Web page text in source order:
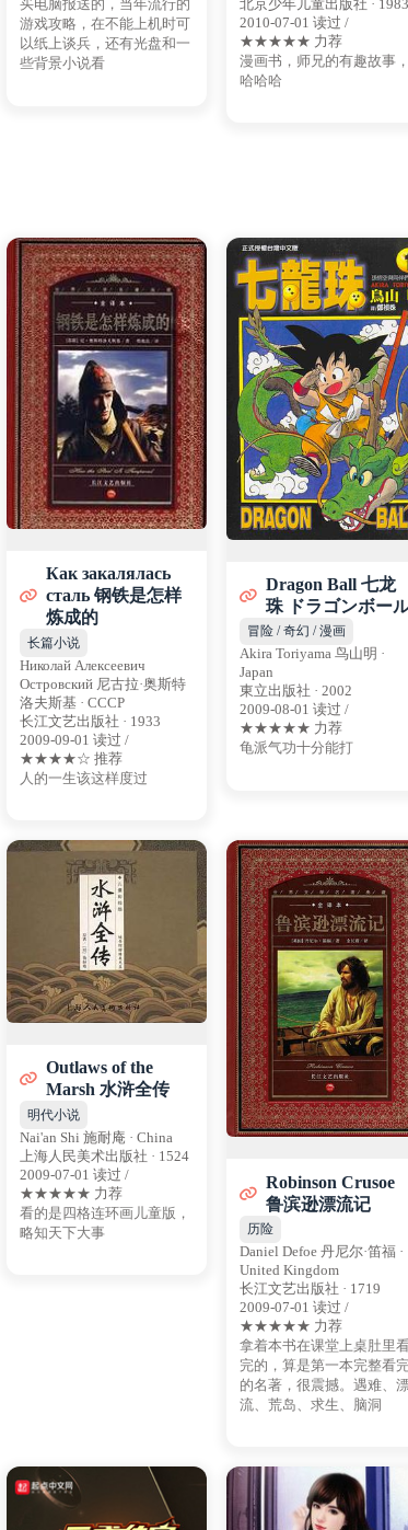
买电脑报送的，当年流行的
游戏攻略，在不能上机时可
以纸上谈兵，还有光盘和一
些背景小说看
北京少年儿童出版社 ·
2010-07-01 读过 /
★★★★★ 力荐
漫画书，师兄的有趣故事
哈哈哈
Как закалялась
сталь 钢铁是怎样
炼成的
长篇小说
Николай Алексеевич
Островский 尼古拉·奥斯特
洛夫斯基 · CCCP
长江文艺出版社 · 1933
2009-09-01 读过 /
★★★★☆ 推荐
人的一生该这样度过
Dragon Ball 七龙
珠 ドラゴンボー
冒险 / 奇幻 / 漫画
Akira Toriyama 鸟山明 ·
Japan
東立出版社 · 2002
2009-08-01 读过 /
★★★★★ 力荐
龟派气功十分能打
Outlaws of the
Marsh 水浒全传
明代小说
Nai'an Shi 施耐庵 · China
上海人民美术出版社 · 1524
2009-07-01 读过 /
★★★★★ 力荐
看的是四格连环画儿童版，
略知天下大事
Robinson Crusoe
鲁滨逊漂流记
历险
Daniel Defoe 丹尼尔·笛福 ·
United Kingdom
长江文艺出版社 · 1719
2009-07-01 读过 /
★★★★★ 力荐
拿着本书在课堂上桌肚里
完的，算是第一本完整看
的名著，很震撼。遇难、
流、荒岛、求生、脑洞